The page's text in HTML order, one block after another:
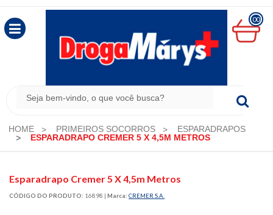
00
HOME PRIMEIROS SOCORROS
ESPARADRAPOS
ESPARADRAPO CREMER 5 X 4,5M METROS
Esparadrapo Cremer 5 X 4,5m Metros
CÓDIGO DO PRODUTO: 16898 | Marca: CREMER S.A.